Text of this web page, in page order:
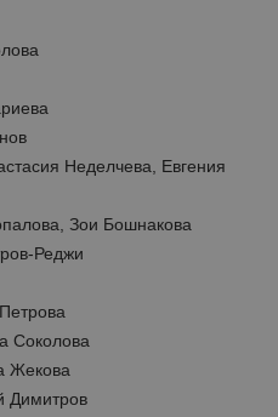
Неделчева, Евгения
Зои Бошнакова
Реджи
Жекова